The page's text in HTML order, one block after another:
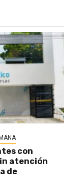
con
atención
de